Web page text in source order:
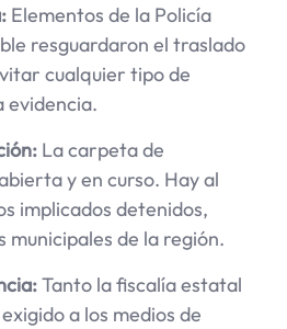
Elementos de la Policía
resguardaron el traslado
cualquier tipo de
evidencia.
La carpeta de
y en curso. Hay al
implicados detenidos,
municipales de la región.
Tanto la fiscalía estatal
a los medios de